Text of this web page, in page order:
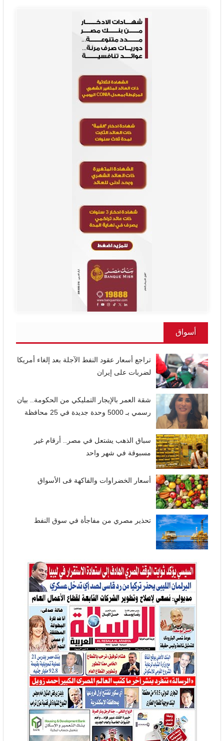
أسواق
تراجع أسعار عقود النفط الآجلة بعد إلغاء أمريكا
لضربات على إيران
شقة العمر بالإيجار التمليكي من الحكومة.. بيان
رسمي بـ 5000 وحدة جديدة في 25 محافظة
سباق الذهب يشتعل في مصر.. أرقام غير
مسبوقة في شهر واحد
أسعار الخضراوات والفاكهة فى الأسواق
تحذير مصري من مفاجأة في سوق النفط